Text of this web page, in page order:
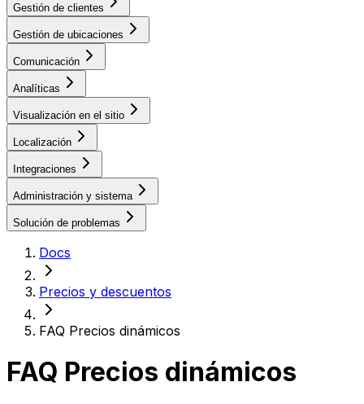
Gestión de clientes
Gestión de ubicaciones
Comunicación
Analíticas
Visualización en el sitio
Localización
Integraciones
Administración y sistema
Solución de problemas
Docs
Precios y descuentos
FAQ Precios dinámicos
FAQ Precios dinámicos